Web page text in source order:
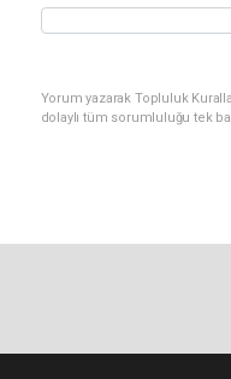
Yorum yazarak Topluluk
dolaylı tüm sorumluluğu tek